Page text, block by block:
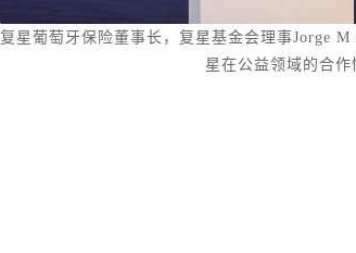
复星葡萄牙保险董事长，复星基金会理事Jorge
星在公益领域的合作